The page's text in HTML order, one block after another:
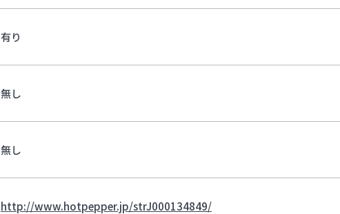
有り
無し
無し
http://www.hotpepper.jp/strJ000134849/